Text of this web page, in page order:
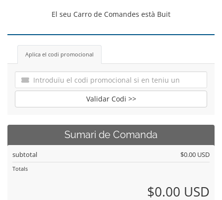
El seu Carro de Comandes està Buit
Aplica el codi promocional
Validar Codi >>
Sumari de Comanda
subtotal $0.00 USD
Totals
$0.00 USD